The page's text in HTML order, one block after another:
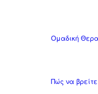
Ομαδική
Πώς να